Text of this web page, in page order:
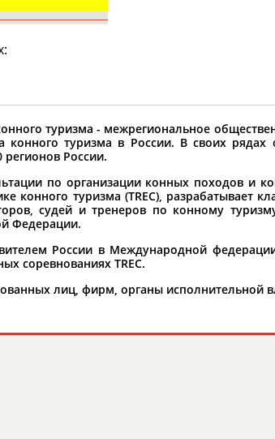
о хорошо известной вам
исправить, пожалуйста, вы
туризма - межрегиональное
конного туризма в России. В своих
России.
по организации конных походов и
конного туризма (TREC),
судей и тренеров по конному
Федерации.
России в Международной
соревнованиях TREC.
лиц, фирм, органы исполнительной